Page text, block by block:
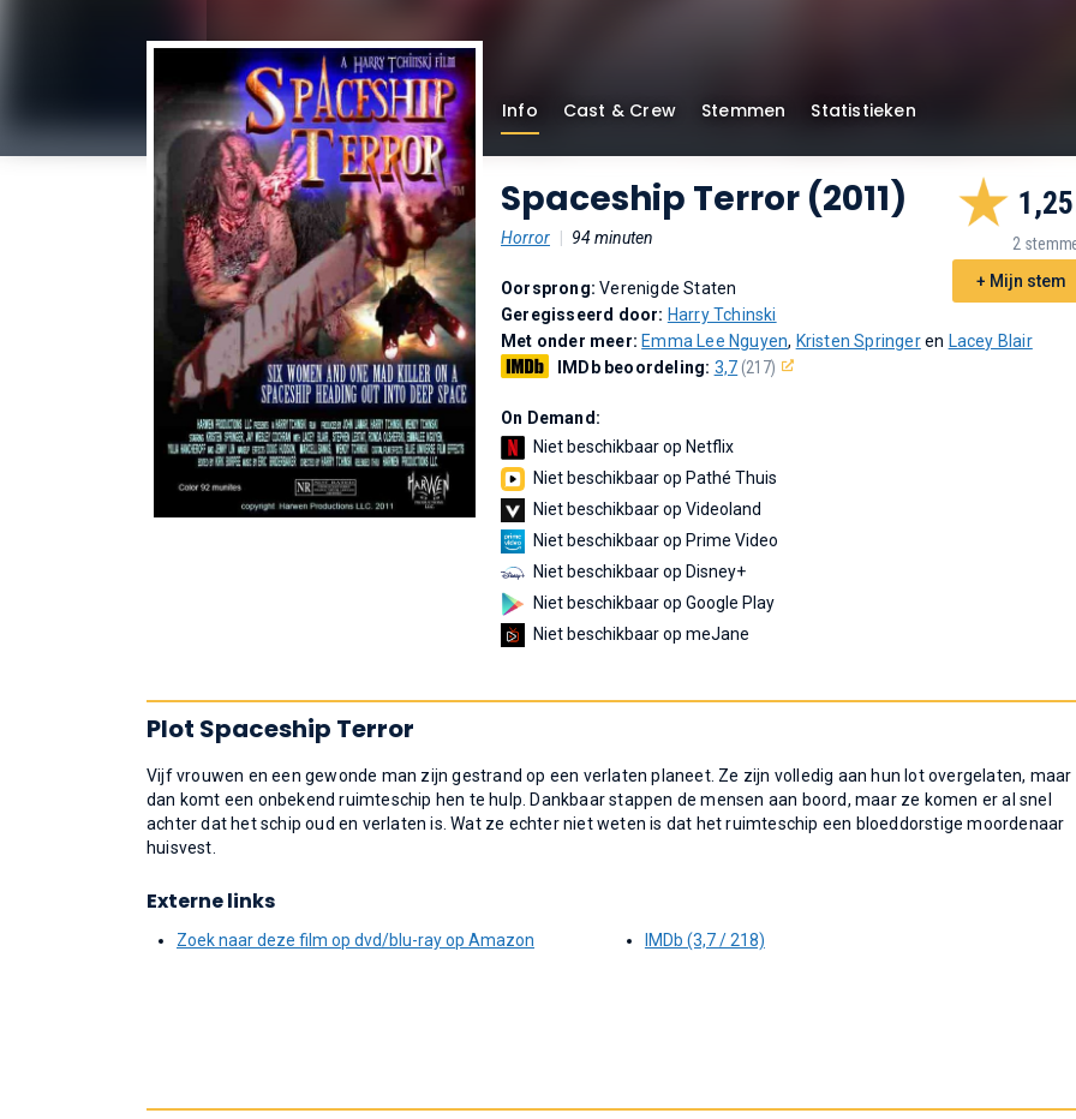
Info Cast & Crew Stemmen Statistieken
Spaceship Terror (2011)
Horror 94 minuten
1,25
2
+ Mijn stem
Oorsprong:Verenigde Staten
Geregisseerd door: Harry Tchinski
Met onder meer: Emma Lee Nguyen, Kristen Springeren Lacey Blair
IMDb beoordeling: 3,7(217)
On Demand:
Niet beschikbaar op Netflix
Niet beschikbaar op Pathé Thuis
Niet beschikbaar op Videoland
Niet beschikbaar op Prime Video
Niet beschikbaar op Disney+
Niet beschikbaar op Google Play
Niet beschikbaar op meJane
Plot Spaceship Terror
Vijf vrouwen en een gewonde man zijn gestrand op een verlaten planeet. Ze zijn volledig aan hun lot overgelaten, maar
dan komt een onbekend ruimteschip hen te hulp. Dankbaar stappen de mensen aan boord, maar ze komen er al snel
achter dat het schip oud en verlaten is. Wat ze echter niet weten is dat het ruimteschip een bloeddorstige moordenaar
huisvest.
Externe links
Zoek naar deze film op dvd/blu-ray op Amazon IMDb (3,7 / 218)